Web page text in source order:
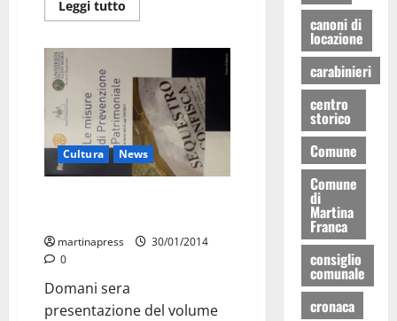
Leggi tutto
Cultura News
martinapress
30/01/2014
0
Domani sera
presentazione del volume
canoni di
locazione
carabinieri
centro
storico
Comune
Comune
di
Martina
Franca
consiglio
comunale
cronaca